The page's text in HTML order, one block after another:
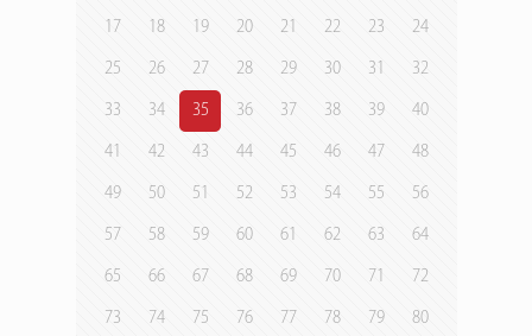
17 18 19 20 21 22 23 24
25 26 27 28 29 30 31 32
33 34 35 36 37 38 39 40
41 42 43 44 45 46 47 48
49 50 51 52 53 54 55 56
57 58 59 60 61 62 63 64
65 66 67 68 69 70 71 72
73 74 75 76 77 78 79 80